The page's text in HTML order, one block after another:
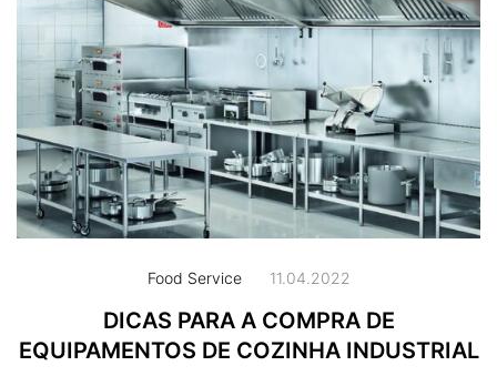
Food Service 11.04.2022
DICAS PARA A COMPRA DE
EQUIPAMENTOS DE COZINHA INDUSTRIAL